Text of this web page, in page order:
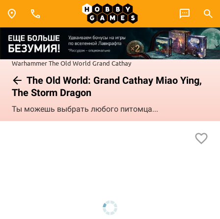
WarhammerThe Old World Grand Cathay
The Old World: Grand Cathay Miao Ying,
The Storm Dragon
Ты можешь выбрать любого питомца...